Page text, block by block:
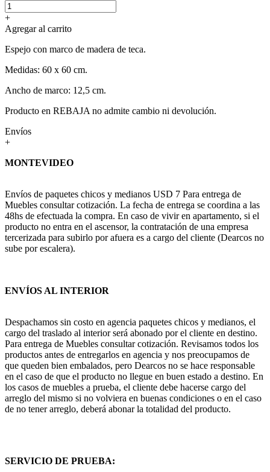
+
Agregar al carrito
Espejo con marco de madera de teca.
Medidas: 60 x 60 cm.
Ancho de marco: 12,5 cm.
Producto en REBAJA no admite cambio ni devolución.
Envíos
+
MONTEVIDEO
Envíos de paquetes chicos y medianos USD 7 Para entrega de
Muebles consultar cotización. La fecha de entrega se coordina a las
48hs de efectuada la compra. En caso de vivir en apartamento, si el
producto no entra en el ascensor, la contratación de una empresa
tercerizada para subirlo por afuera es a cargo del cliente (Dearcos no
sube por escalera).
ENVÍOS AL INTERIOR
Despachamos sin costo en agencia paquetes chicos y medianos, el
cargo del traslado al interior será abonado por el cliente en destino.
Para entrega de Muebles consultar cotización. Revisamos todos los
productos antes de entregarlos en agencia y nos preocupamos de
que queden bien embalados, pero Dearcos no se hace responsable
en el caso de que el producto no llegue en buen estado a destino. En
los casos de muebles a prueba, el cliente debe hacerse cargo del
arreglo del mismo si no volviera en buenas condiciones o en el caso
de no tener arreglo, deberá abonar la totalidad del producto.
SERVICIO DE PRUEBA: